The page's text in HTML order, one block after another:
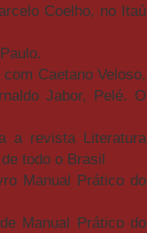
Coelho, no Itaú
Caetano Veloso,
Jabor, Pelé. O
a revista Literatura
todo o Brasil
Manual Prático do
Manual Prático do